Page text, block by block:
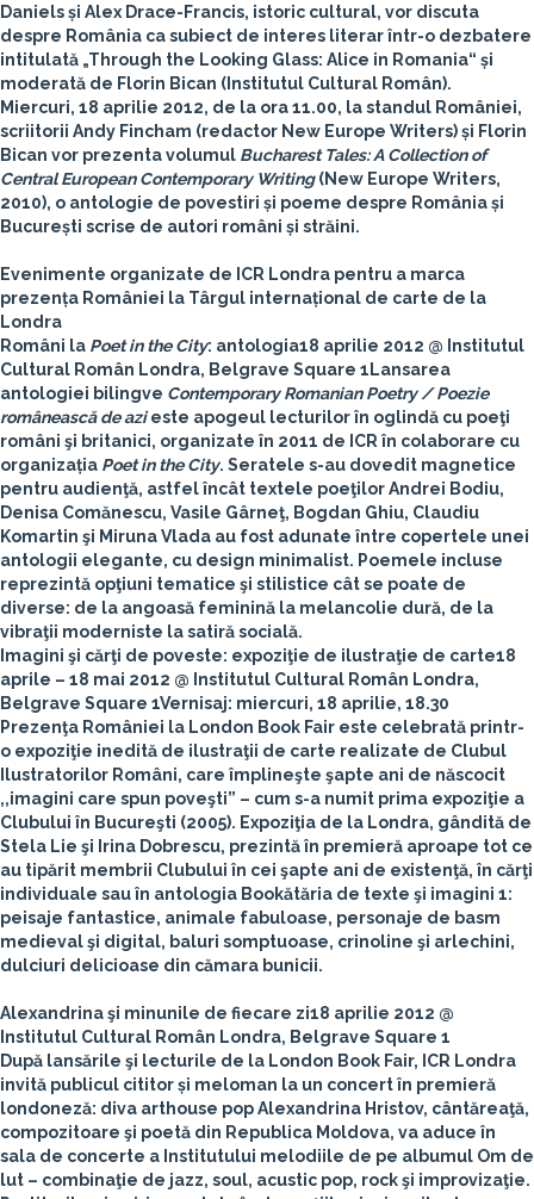
Danielsși Alex Drace-Francis, istoric cultural, vor discuta
despre România ca subiect de interes literar într-o dezbatere
intitulată „Through the Looking Glass: Alice in Romania“ și
moderată de Florin Bican (Institutul Cultural Român).
Miercuri, 18 aprilie 2012, de la ora 11.00, la standul României,
scriitorii Andy Fincham (redactor New Europe Writers) și Florin
Bican vor prezenta volumul Bucharest Tales: A Collection of
Central European Contemporary Writing(New Europe Writers,
2010), o antologie de povestiri și poeme despre România și
București scrise de autori români și străini.
Evenimente organizate de ICR Londra pentru a marca
prezența României la Târgul internațional de carte de la
Londra
Români la Poet in the City: antologia18 aprilie 2012 @ Institutul
Cultural Român Londra, Belgrave Square 1 Lansarea
antologiei bilingve Contemporary Romanian Poetry / Poezie
românească de azieste apogeul lecturilor în oglindă cu poeţi
români şi britanici, organizate în 2011 de ICR în colaborare cu
organizația Poet in the City. Seratele s-au dovedit magnetice
pentru audienţă, astfel încât textele poeţilorAndrei Bodiu,
Denisa Comănescu, Vasile Gârneţ, Bogdan Ghiu, Claudiu
Komartin şi Miruna Vlada au fost adunate între copertele unei
antologii elegante, cu design minimalist. Poemele incluse
reprezintă opţiuni tematice şi stilistice cât se poate de
diverse: de la angoasă feminină la melancolie dură, de la
vibraţii moderniste la satiră socială.
Imagini şi cărţi de poveste: expoziţie de ilustraţie de carte18
aprile – 18 mai 2012 @ Institutul Cultural Român Londra,
Belgrave Square 1Vernisaj: miercuri, 18 aprilie, 18.30
Prezenţa României la London Book Fair este celebrată printr-
o expoziţie inedită de ilustraţii de carte realizate de Clubul
Ilustratorilor Români, care împlineşte şapte ani de născocit
,,imagini care spun poveşti” – cum s-a numit prima expoziţie a
Clubului în Bucureşti (2005). Expoziţia de la Londra, gândită de
Stela Lie şi Irina Dobrescu, prezintă în premieră aproape tot ce
au tipărit membrii Clubului în cei şapte ani de existenţă, în cărţi
individuale sau în antologia Bookătăria de texte şi imagini 1:
peisaje fantastice, animale fabuloase, personaje de basm
medieval şi digital, baluri somptuoase, crinoline şi arlechini,
dulciuri delicioase din cămara bunicii.
Alexandrina şi minunile de fiecare zi18 aprilie 2012 @
Institutul Cultural Român Londra, Belgrave Square 1
După lansările şi lecturile de la London Book Fair, ICR Londra
invită publicul cititor și meloman la un concert în premieră
londoneză: diva arthouse pop Alexandrina Hristov, cântăreaţă,
compozitoare şi poetă din Republica Moldova, va aduce în
sala de concerte a Institutului melodiile de pe albumul Om de
lut – combinaţie de jazz, soul, acustic pop, rock şi improvizaţie.